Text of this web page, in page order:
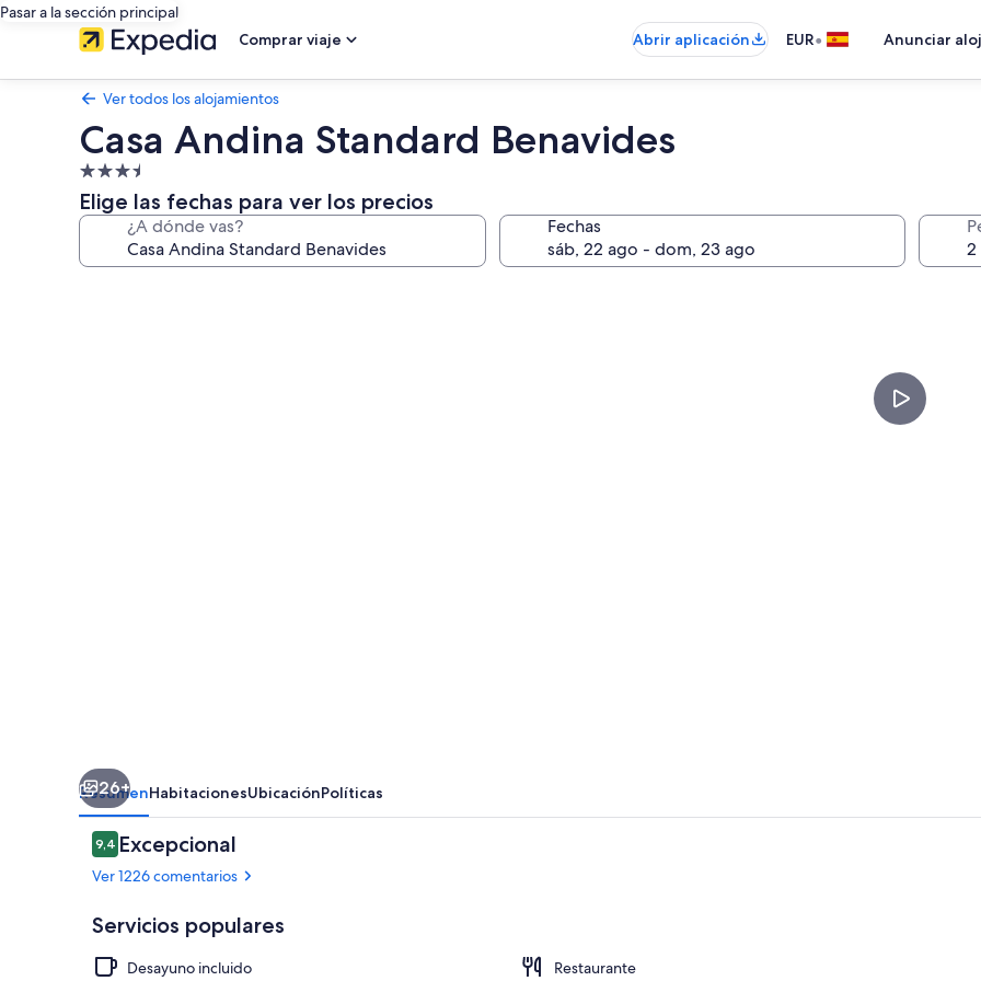
Pasar a la sección principal
Comprar viaje
Abrir aplicación EUR• Anunciar
Ver todos los alojamientos
Casa Andina Standard Benavides
Alojamiento
de
3.5 estrellas
Elige las fechas para ver los precios
¿A dónde vas? Fechas
26+
ResumenHabitacionesUbicaciónPolíticas
Comentarios
9,49,4 de 10
Excepcional
Ver 1226 comentarios
Servicios populares
Desayuno incluido
Restaurante